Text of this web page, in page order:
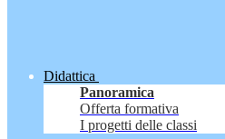
Didattica
Panoramica
Offerta formativa
I progetti delle classi